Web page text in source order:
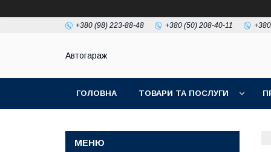
+380 (98) 223-88-48 +380 (50) 208-40-11
Автогараж
ГОЛОВНА ТОВАРИ ТА ПОСЛУГИ